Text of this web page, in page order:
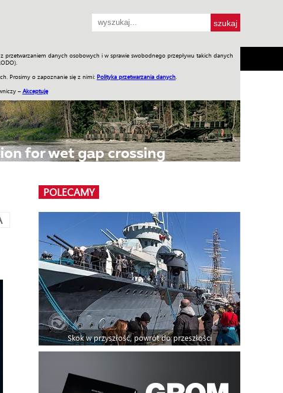
przetwarzaniem danych osobowych i w sprawie swobodnego przepływu takich danych
Prosimy o zapoznanie się z nimi: Polityka przetwarzania danych
– Akceptuję
SKLEP Jednodniówki Praca w WIW
POLECAMY
Skok w przyszłość, powrót do przeszłości